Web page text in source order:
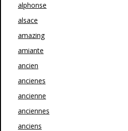
alphonse
alsace
amazing
amiante
ancien
ancienes
ancienne
anciennes
anciens